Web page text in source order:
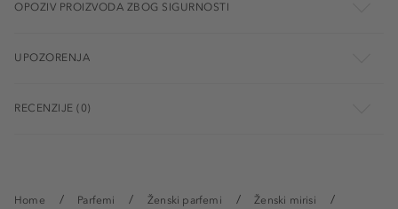
Home Parfemi Ženski parfemi
Ženski mirisi
OPOZIV PROIZVODA ZBOG SIGURNOSTI
UPOZORENJA
RECENZIJE (0)